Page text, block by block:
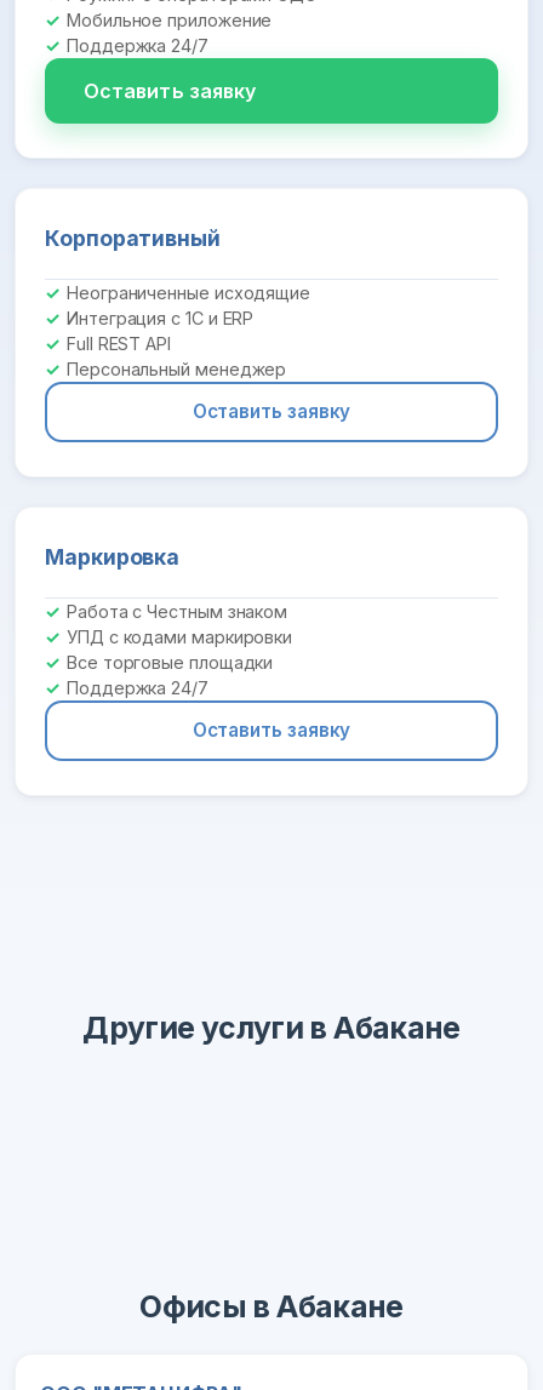
Мобильное приложение
Поддержка 24/7
Оставить заявку
Корпоративный
Неограниченные исходящие
Интеграция с 1С и ERP
Full REST API
Персональный менеджер
Оставить заявку
Маркировка
Работа с Честным знаком
УПД с кодами маркировки
Все торговые площадки
Поддержка 24/7
Оставить заявку
Другие услуги в Абакане
Офисы в Абакане